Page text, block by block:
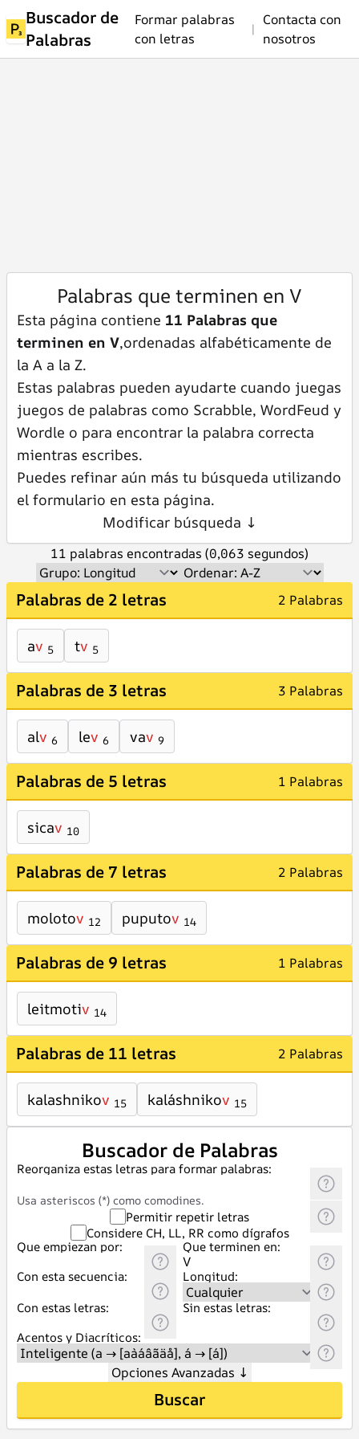
Buscador de
Palabras
Formar palabras
con letras
|
Contacta con
nosotros
Palabras que terminen en V
Esta página contiene 11 Palabras que
terminen en V,ordenadas alfabéticamente de
la A a la Z.
Estas palabras pueden ayudarte cuando juegas
juegos de palabras como Scrabble, WordFeud y
Wordle o para encontrar la palabra correcta
mientras escribes.
Puedes refinar aún más tu búsqueda utilizando
el formulario en esta página.
Modificar búsqueda ↓
11 palabras encontradas (0,063 segundos)
Palabras de 2 letras 2 Palabras
av 5 tv 5
Palabras de 3 letras 3 Palabras
alv 6 lev 6 vav 9
Palabras de 5 letras 1 Palabras
sicav 10
Palabras de 7 letras 2 Palabras
molotov 12 puputov 14
Palabras de 9 letras 1 Palabras
leitmotiv 14
Palabras de 11 letras 2 Palabras
kalashnikov 15 kaláshnikov 15
Buscador de Palabras
Reorganiza estas letras para formar palabras:
Usa asteriscos (*) como comodines.
Permitir repetir letras
Considere CH, LL, RR como dígrafos
Que empiezan por:
Que terminen en:
Con esta secuencia:
Longitud:
Con estas letras:
Sin estas letras:
Acentos y Diacríticos:
Opciones Avanzadas ↓
Buscar